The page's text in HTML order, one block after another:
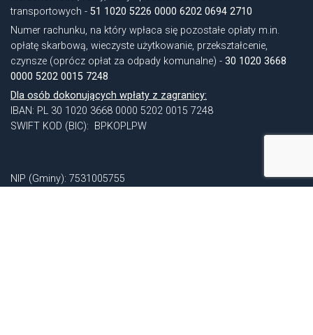
transportowych - 51 1020 5226 0000 6202 0694 2710
Numer rachunku, na który wpłaca się pozostałe opłaty m.in.
opłatę skarbową, wieczyste użytkowanie, przekształcenie,
czynsze (oprócz opłat za odpady komunalne) - 30 1020 3668
0000 5202 0015 7248
Dla osób dokonujących wpłaty z zagranicy:
IBAN: PL 30 1020 3668 0000 5202 0015 7248
SWIFT KOD (BIC): BPKOPLPW
NIP (Gminy): 7531005755